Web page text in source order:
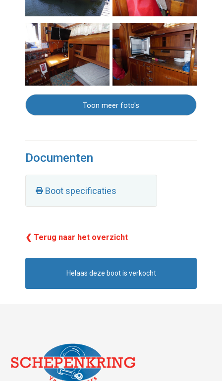
Toon meer foto's
Documenten
Boot specificaties
❮ Terug naar het overzicht
Helaas deze boot is verkocht